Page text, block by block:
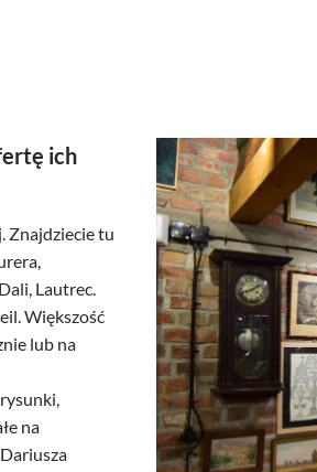
ich
Znajdziecie tu
Lautrec.
Większość
lub na
na